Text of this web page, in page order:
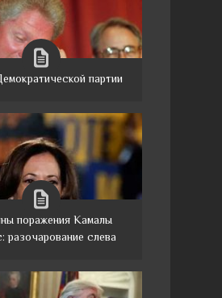
партии
поражения Камалы
разочарование слева